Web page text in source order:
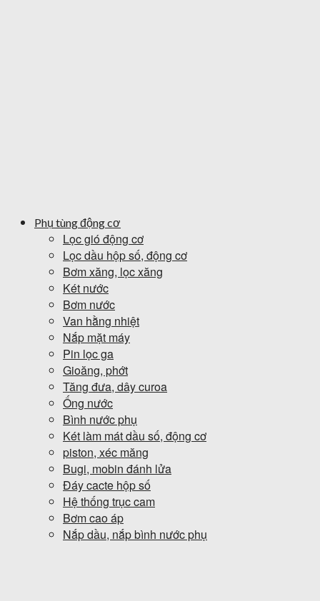
Phụ tùng động cơ
Lọc gió động cơ
Lọc dầu hộp số, động cơ
Bơm xăng, lọc xăng
Két nước
Bơm nước
Van hằng nhiệt
Nắp mặt máy
Pin lọc ga
Gioăng, phớt
Tăng đưa, dây curoa
Ống nước
Bình nước phụ
Két làm mát dầu số, động cơ
piston, xéc măng
Bugi, mobin đánh lửa
Đáy cacte hộp số
Hệ thống trục cam
Bơm cao áp
Nắp dầu, nắp bình nước phụ